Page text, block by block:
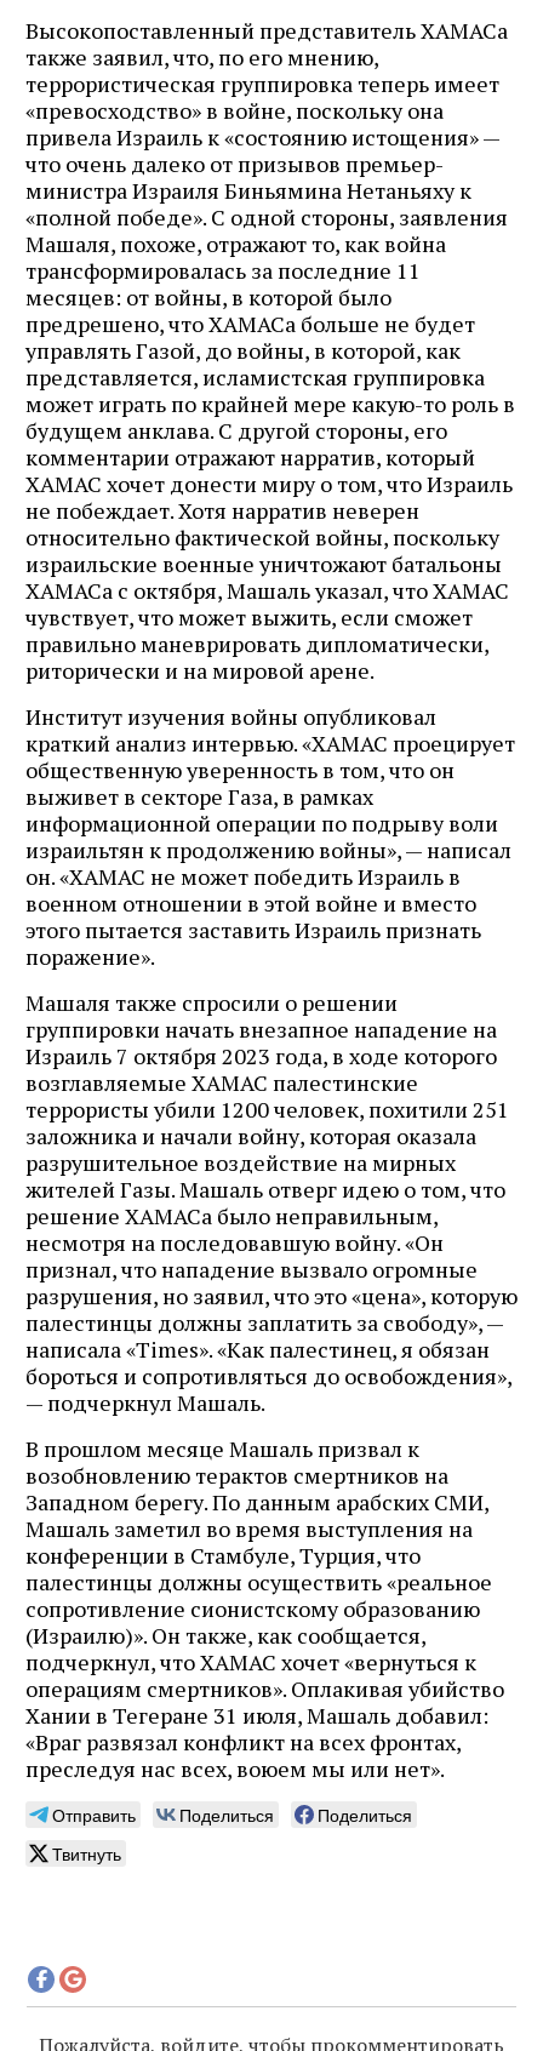
Высокопоставленный представитель ХАМАСа
также заявил, что, по его мнению,
террористическая группировка теперь имеет
«превосходство» в войне, поскольку она
привела Израиль к «состоянию истощения» —
что очень далеко от призывов премьер-
министра Израиля Биньямина Нетаньяху к
«полной победе». С одной стороны, заявления
Машаля, похоже, отражают то, как война
трансформировалась за последние 11
месяцев: от войны, в которой было
предрешено, что ХАМАСа больше не будет
управлять Газой, до войны, в которой, как
представляется, исламистская группировка
может играть по крайней мере какую-то роль в
будущем анклава. С другой стороны, его
комментарии отражают нарратив, который
ХАМАС хочет донести миру о том, что Израиль
не побеждает. Хотя нарратив неверен
относительно фактической войны, поскольку
израильские военные уничтожают батальоны
ХАМАСа с октября, Машаль указал, что ХАМАС
чувствует, что может выжить, если сможет
правильно маневрировать дипломатически,
риторически и на мировой арене.
Институт изучения войны опубликовал
краткий анализ интервью. «ХАМАС проецирует
общественную уверенность в том, что он
выживет в секторе Газа, в рамках
информационной операции по подрыву воли
израильтян к продолжению войны», — написал
он. «ХАМАС не может победить Израиль в
военном отношении в этой войне и вместо
этого пытается заставить Израиль признать
поражение».
Машаля также спросили о решении
группировки начать внезапное нападение на
Израиль 7 октября 2023 года, в ходе которого
возглавляемые ХАМАС палестинские
террористы убили 1200 человек, похитили 251
заложника и начали войну, которая оказала
разрушительное воздействие на мирных
жителей Газы. Машаль отверг идею о том, что
решение ХАМАСа было неправильным,
несмотря на последовавшую войну. «Он
признал, что нападение вызвало огромные
разрушения, но заявил, что это «цена», которую
палестинцы должны заплатить за свободу», —
написала «Times». «Как палестинец, я обязан
бороться и сопротивляться до освобождения»,
— подчеркнул Машаль.
В прошлом месяце Машаль призвал к
возобновлению терактов смертников на
Западном берегу. По данным арабских СМИ,
Машаль заметил во время выступления на
конференции в Стамбуле, Турция, что
палестинцы должны осуществить «реальное
сопротивление сионистскому образованию
(Израилю)». Он также, как сообщается,
подчеркнул, что ХАМАС хочет «вернуться к
операциям смертников». Оплакивая убийство
Хании в Тегеране 31 июля, Машаль добавил:
«Враг развязал конфликт на всех фронтах,
преследуя нас всех, воюем мы или нет».
Отправить Поделиться
Поделиться
Твитнуть
Пожалуйста, войдите, чтобы прокомментировать